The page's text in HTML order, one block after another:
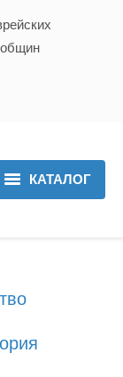
КАТАЛОГ